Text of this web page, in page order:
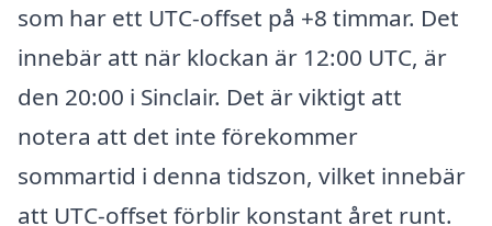
som har ett UTC-offset på +8 timmar. Det
innebär att när klockan är 12:00 UTC, är
den 20:00 i Sinclair. Det är viktigt att
notera att det inte förekommer
sommartid i denna tidszon, vilket innebär
att UTC-offset förblir konstant året runt.